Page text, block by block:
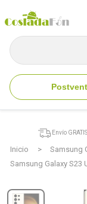
Inicio
Samsung
Samsung Galaxy S23
Envío GRATIS